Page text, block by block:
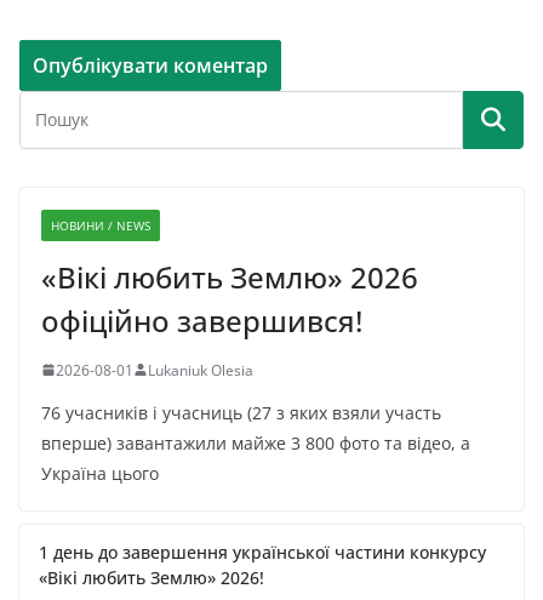
НОВИНИ / NEWS
«Вікі любить Землю» 2026
офіційно завершився!
2026-08-01 Lukaniuk Olesia
76 учасників і учасниць (27 з яких взяли участь
вперше) завантажили майже 3 800 фото та відео, а
Україна цього
1 день до завершення української частини конкурсу
«Вікі любить Землю» 2026!